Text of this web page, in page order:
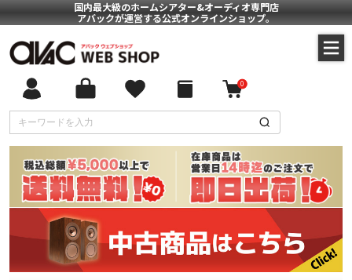
国内最大級のホームシアター&オーディオ専門店
アバックが運営する公式オンラインショップ。
0